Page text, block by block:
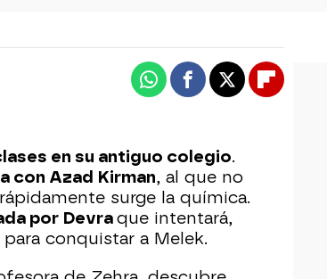
WhatsappFacebook
X
en su antiguo colegio.
con Azad Kirman, al que no
surge la química.
por Devraque intentará,
conquistar a Melek.